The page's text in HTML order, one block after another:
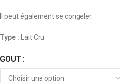
Il peut également se congeler.
Type : Lait Cru
GOUT